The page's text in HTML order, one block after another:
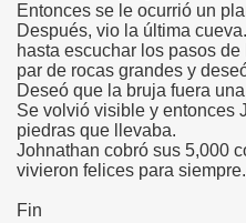
Entonces se le ocurrió un
Después, vio la última
hasta escuchar los pasos
par de rocas grandes y
Deseó que la bruja fuera
Se volvió visible y entonces
piedras que llevaba.
Johnathan cobró sus 5,000
vivieron felices para siempre.
Fin